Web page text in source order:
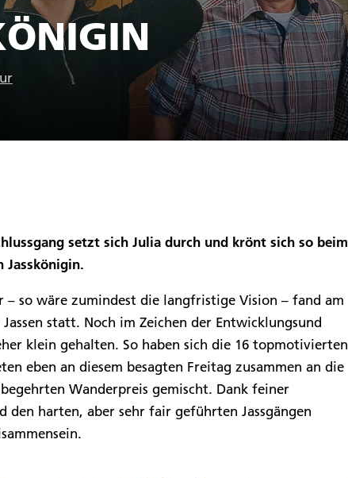
setzt sich Julia durch und krönt sich so beim
Jasskönigin.
– so wäre zumindest die langfristige Vision – fand am
statt. Noch im Zeichen der Entwicklungsund
klein gehalten. So haben sich die 16 topmotivierten
eben an diesem besagten Freitag zusammen an die
Wanderpreis gemischt. Dank feiner
den harten, aber sehr fair geführten Jassgängen